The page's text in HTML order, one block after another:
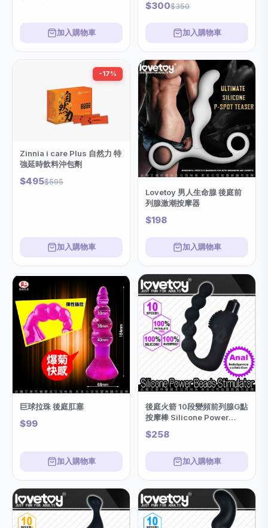
加入購物車
$300$350
加入購物車
-17%
Zinnia i care Plus 自然力 特
強延時飲料沖包劑
$495$595
加入購物車
Lovetoy 男人生命腺 後庭前
列腺激潮按摩器
$198
加入購物車
巨球拉珠 後庭肛塞
$99
加入購物車
後庭火箭 10段變頻前列腺G點
按摩棒 Silicone Power
Beads Stimulator
$258
加入購物車